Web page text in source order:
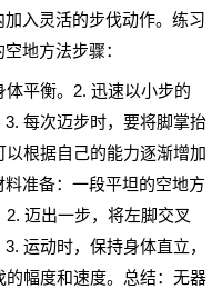
入灵活的步伐动作。练习
地方法步骤：
平衡。2. 迅速以小步的
每次迈步时，要将脚掌抬
根据自己的能力逐渐增加
准备：一段平坦的空地方
迈出一步，将左脚交叉
运动时，保持身体直立，
幅度和速度。总结：无器